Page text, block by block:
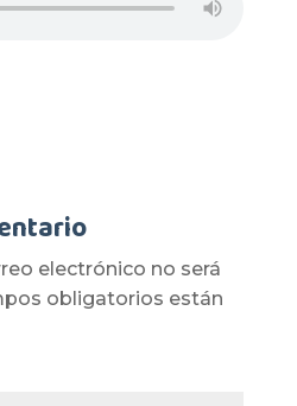
electrónico no será
obligatorios están